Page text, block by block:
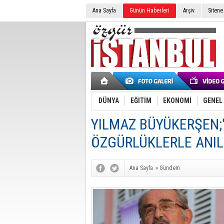
Ana Sayfa Günün Haberleri Arşiv
DÜNYA EĞİTİM EKONOMİ GENEL
YILMAZ
ÖZGÜRLÜKLERLE
Ana Sayfa » Gündem